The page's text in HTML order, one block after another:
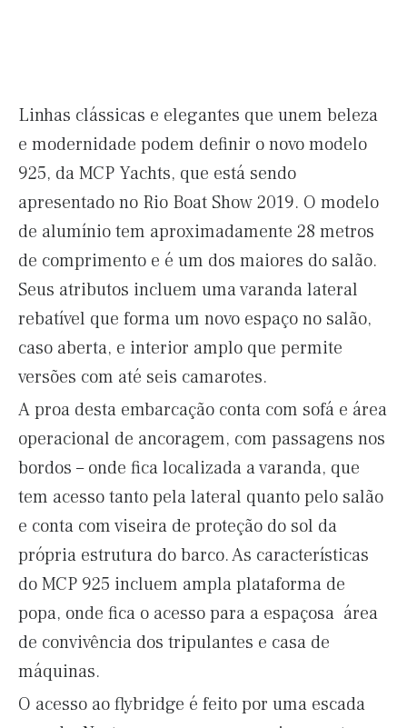
Linhas clássicas e elegantes que unem beleza
e modernidade podem definir o novo modelo
925, da MCP Yachts, que está sendo
apresentado no Rio Boat Show 2019. O modelo
de alumínio tem aproximadamente 28 metros
de comprimento e é um dos maiores do salão.
Seus atributos incluem uma varanda lateral
rebatível que forma um novo espaço no salão,
caso aberta, e interior amplo que permite
versões com até seis camarotes.
A proa desta embarcação conta com sofá e área
operacional de ancoragem, com passagens nos
bordos – onde fica localizada a varanda, que
tem acesso tanto pela lateral quanto pelo salão
e conta com viseira de proteção do sol da
própria estrutura do barco. As características
do MCP 925 incluem ampla plataforma de
popa, onde fica o acesso para a espaçosa área
de convivência dos tripulantes e casa de
máquinas.
O acesso ao flybridge é feito por uma escada